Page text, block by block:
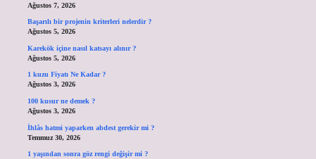
Ağustos 7, 2026
Başarılı bir projenin kriterleri nelerdir ?
Ağustos 5, 2026
Karekök içine nasıl katsayı alınır ?
Ağustos 5, 2026
1 kuzu Fiyatı Ne Kadar ?
Ağustos 3, 2026
100 kusur ne demek ?
Ağustos 3, 2026
İhlâs hatmi yaparken abdest gerekir mi ?
Temmuz 30, 2026
1 yaşından sonra göz rengi değişir mi ?